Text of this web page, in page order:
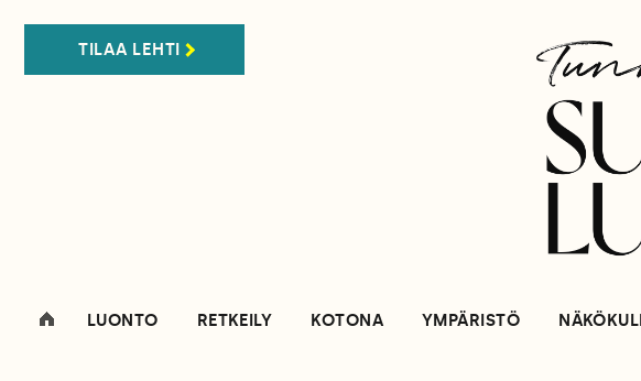
TILAA LEHTI
LUONTO RETKEILY KOTONA YMPÄRISTÖ